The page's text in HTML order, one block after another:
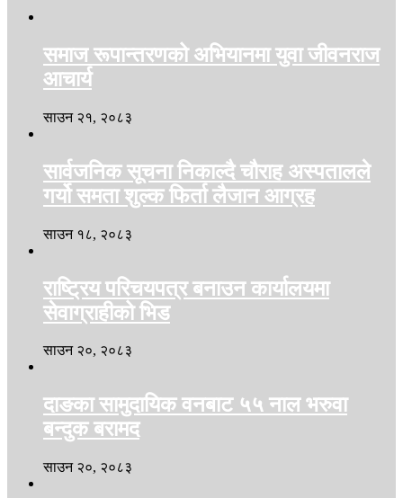
समाज रूपान्तरणको अभियानमा युवा जीवनराज
आचार्य
साउन २१, २०८३
सार्वजनिक सूचना निकाल्दै चौराह अस्पतालले
गर्यो समता शुल्क फिर्ता लैजान आग्रह
साउन १८, २०८३
राष्ट्रिय परिचयपत्र बनाउन कार्यालयमा
सेवाग्राहीको भिड
साउन २०, २०८३
दाङका सामुदायिक वनबाट ५५ नाल भरुवा
बन्दुक बरामद
साउन २०, २०८३